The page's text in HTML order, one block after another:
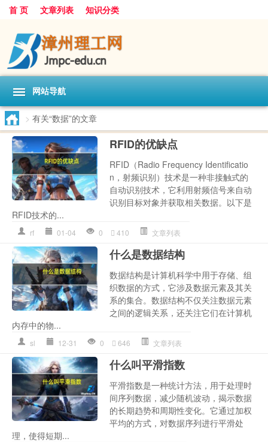
首 页 文章列表 知识分类
网站导航
> 有关“数据”的文章
RFID的优缺点
RFID（Radio Frequency Identificatio
n，射频识别）技术是一种非接触式的
自动识别技术，它利用射频信号来自动
识别目标对象并获取相关数据。以下是
RFID技术的...
rf 01-04 0 410 文章列表
什么是数据结构
数据结构是计算机科学中用于存储、组
织数据的方式，它涉及数据元素及其关
系的集合。数据结构不仅关注数据元素
之间的逻辑关系，还关注它们在计算机
内存中的物...
sl 12-31 0 646 文章列表
什么叫平滑指数
平滑指数是一种统计方法，用于处理时
间序列数据，减少随机波动，揭示数据
的长期趋势和周期性变化。它通过加权
平均的方式，对数据序列进行平滑处
理，使得短期...